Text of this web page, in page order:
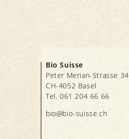
Bio Suisse
Peter Merian-Strasse 34
CH-4052 Basel
Tel. 061 204 66 66
bio@bio-suisse.ch